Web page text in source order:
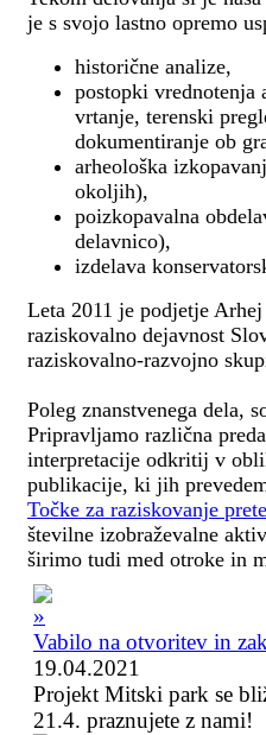
je s svojo lastno opremo
historične analize,
postopki vrednotenja
vrtanje, terenski
dokumentiranje ob
arheološka
okoljih),
poizkopavalna
delavnico),
izdelava
Leta 2011 je podjetje
raziskovalno dejavnost
raziskovalno-razvojno
Poleg znanstvenega dela,
Pripravljamo različna
interpretacije odkritij v
publikacije, ki jih
Točke za raziskovanje
številne izobraževalne
širimo tudi med otroke in
Vabilo na otvoritev in
19.04.2021
Projekt Mitski park se
21.4. praznujete z nami!